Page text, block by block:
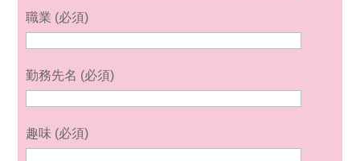
職業 (必須)
勤務先名 (必須)
趣味 (必須)